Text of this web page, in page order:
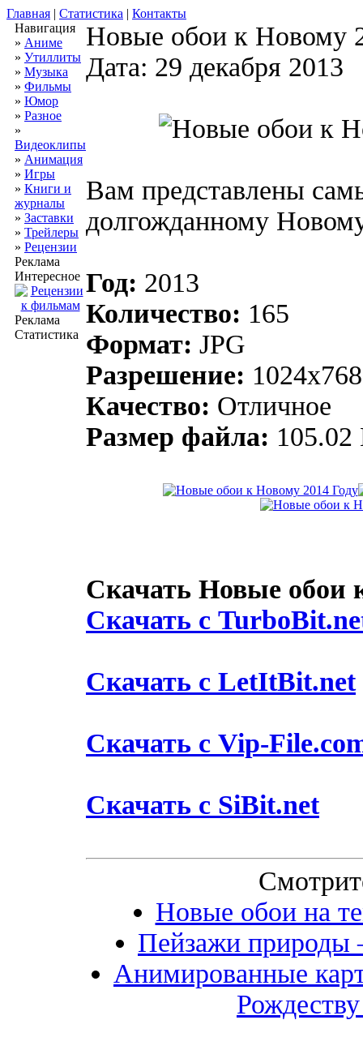
Главная | Статистика | Контакты
Навигация
» Аниме
» Утиллиты
» Музыка
» Фильмы
» Юмор
» Разное
»
Видеоклипы
» Анимация
» Игры
» Книги и
журналы
» Заставки
» Трейлеры
» Рецензии
Реклама
Интересное
Реклама
Статистика
Новые обои к Новому
Дата: 29 декабря 2013
Вам представлены
долгожданному
Год: 2013
Количество: 165
Формат: JPG
Разрешение:
Качество: Отличное
Размер файла: 105.02
Скачать Новые обои
Скачать с
Скачать с LetItBit.net
Скачать с Vip-
Скачать с SiBit.net
Новые обои на
Пейзажи природы
Анимированные